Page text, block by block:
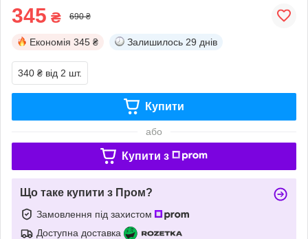
345 ₴ 690 ₴
Економія 345 ₴ Залишилось 29 днів
340 ₴ від 2 шт.
Купити
або
Купити з
Що таке купити з Пром?
Замовлення під захистом
Доступна доставка